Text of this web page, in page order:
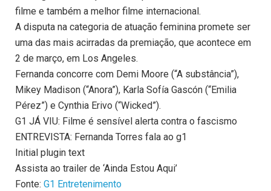
filme e também a melhor filme internacional.
A disputa na categoria de atuação feminina promete ser
uma das mais acirradas da premiação, que acontece em
2 de março, em Los Angeles.
Fernanda concorre com Demi Moore (“A substância”),
Mikey Madison (“Anora”), Karla Sofía Gascón (“Emilia
Pérez”) e Cynthia Erivo (“Wicked”).
G1 JÁ VIU: Filme é sensível alerta contra o fascismo
ENTREVISTA: Fernanda Torres fala ao g1
Initial plugin text
Assista ao trailer de ‘Ainda Estou Aqui’
Fonte: G1 Entretenimento